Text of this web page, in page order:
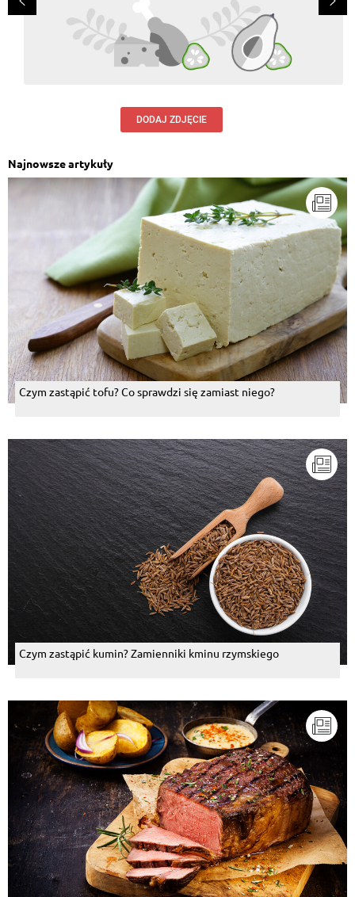
DODAJ ZDJĘCIE
Najnowsze artykuły
Czym zastąpić tofu? Co sprawdzi się zamiast niego?
Czym zastąpić kumin? Zamienniki kminu rzymskiego